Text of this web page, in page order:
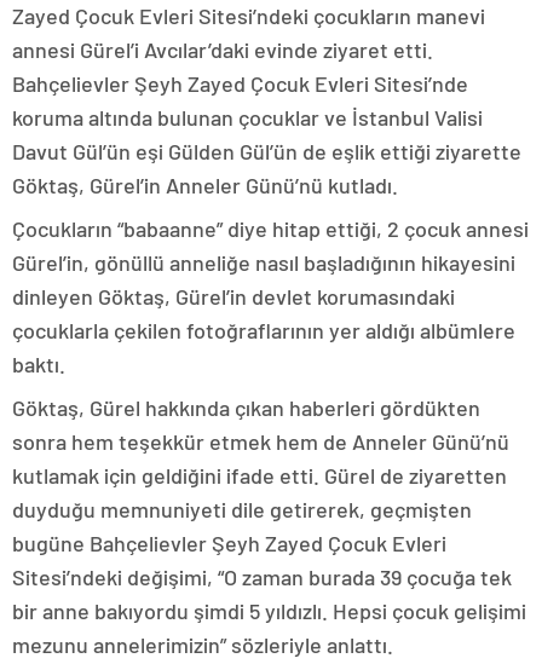
Zayed Çocuk Evleri Sitesi’ndeki çocukların manevi
annesi Gürel’i Avcılar’daki evinde ziyaret etti.
Bahçelievler Şeyh Zayed Çocuk Evleri Sitesi’nde
koruma altında bulunan çocuklar ve İstanbul Valisi
Davut Gül’ün eşi Gülden Gül’ün de eşlik ettiği ziyarette
Göktaş, Gürel’in Anneler Günü’nü kutladı.
Çocukların “babaanne” diye hitap ettiği, 2 çocuk annesi
Gürel’in, gönüllü anneliğe nasıl başladığının hikayesini
dinleyen Göktaş, Gürel’in devlet korumasındaki
çocuklarla çekilen fotoğraflarının yer aldığı albümlere
baktı.
Göktaş, Gürel hakkında çıkan haberleri gördükten
sonra hem teşekkür etmek hem de Anneler Günü’nü
kutlamak için geldiğini ifade etti. Gürel de ziyaretten
duyduğu memnuniyeti dile getirerek, geçmişten
bugüne Bahçelievler Şeyh Zayed Çocuk Evleri
Sitesi’ndeki değişimi, “O zaman burada 39 çocuğa tek
bir anne bakıyordu şimdi 5 yıldızlı. Hepsi çocuk gelişimi
mezunu annelerimizin” sözleriyle anlattı.